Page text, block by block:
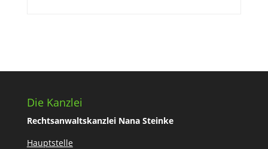
Die Kanzlei
Rechtsanwaltskanzlei Nana Steinke
Hauptstelle